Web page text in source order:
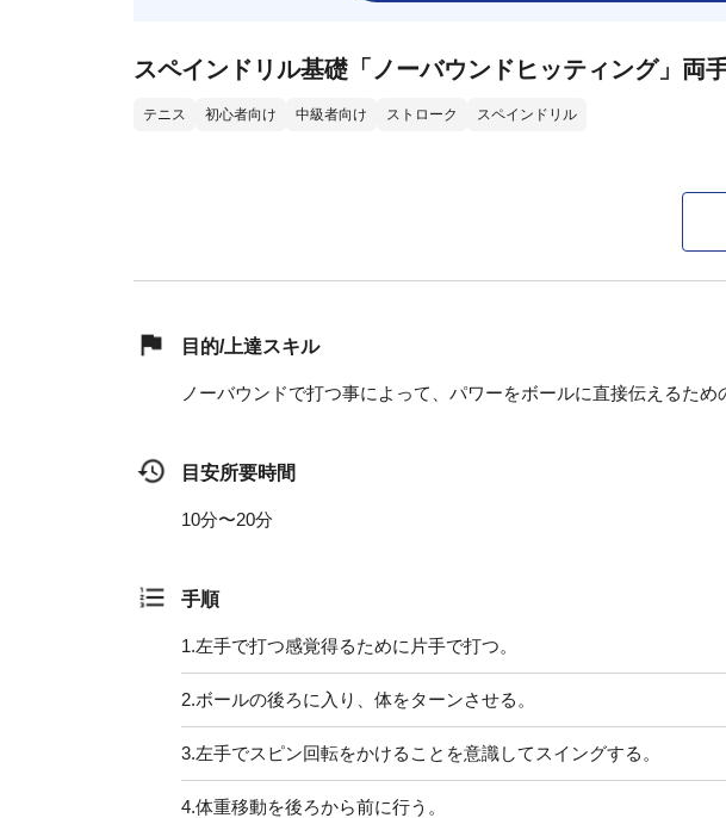
スペインドリル基礎「ノーバウンドヒッティング」両
テニス 初心者向け 中級者向け ストローク スペインドリル
目的/上達スキル
ノーバウンドで打つ事によって、パワーをボールに直接伝えるため
目安所要時間
10分〜20分
手順
1.左手で打つ感覚得るために片手で打つ。
2.ボールの後ろに入り、体をターンさせる。
3.左手でスピン回転をかけることを意識してスイングする。
4.体重移動を後ろから前に行う。